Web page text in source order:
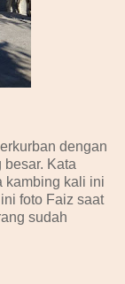
dengan
Kata
kambing kali ini
foto Faiz saat
sudah